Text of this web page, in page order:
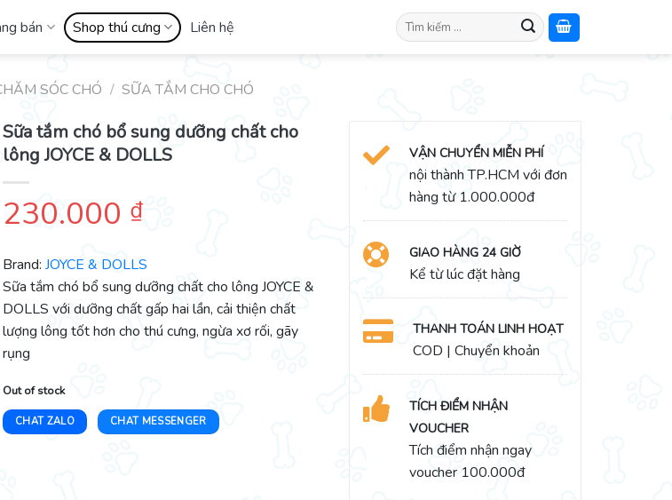
bán Shop thú cưng Liên hệ
Search
for:
SÓC CHÓ / SỮA TẮM CHO CHÓ
Sữa tắm chó bổ sung dưỡng chất cho
lông JOYCE & DOLLS
230.000 ₫
Brand: JOYCE & DOLLS
Sữa tắm chó bổ sung dưỡng chất cho lông JOYCE &
DOLLS với dưỡng chất gấp hai lần, cải thiện chất
lượng lông tốt hơn cho thú cưng, ngừa xơ rối, gãy
rụng
Out of stock
CHAT ZALO CHAT MESSENGER
VẬN CHUYỂN MIỄN PHÍ
nội thành TP.HCM với đơn
hàng từ 1.000.000đ
GIAO HÀNG 24 GIỜ
Kể từ lúc đặt hàng
THANH TOÁN LINH HOẠT
COD | Chuyển khoản
TÍCH ĐIỂM NHẬN
VOUCHER
Tích điểm nhận ngay
voucher 100.000đ